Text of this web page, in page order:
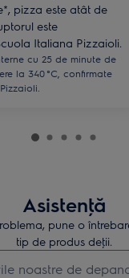
pizza este atât de
este
Italiana Pizzaioli.
cu 25 de minute de
la 340 °C, confirmate
Asistenţă
pune o
tip de produs deţii.
articles